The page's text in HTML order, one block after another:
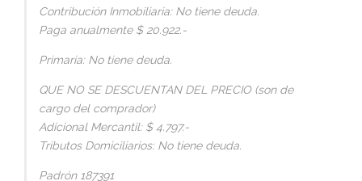
Contribución Inmobiliaria: No tiene deuda.
Paga anualmente $ 20.922.-
Primaria: No tiene deuda.
QUE NO SE DESCUENTAN DEL PRECIO (son de
cargo del comprador)
Adicional Mercantil: $ 4.797.-
Tributos Domiciliarios: No tiene deuda.
Padrón 187391